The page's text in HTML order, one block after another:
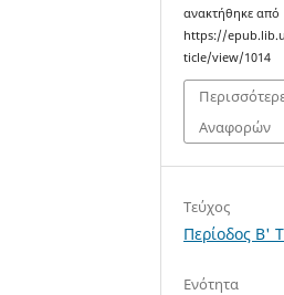
ανακτήθηκε από
https://
ticle/view/1014
Αναφορών
Τεύχος
Περίοδος Β'
Ενότητα